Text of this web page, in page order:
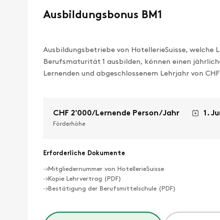
Ausbildungsbonus BM1
Ausbildungsbetriebe von HotellerieSuisse, welche
Berufsmaturität 1 ausbilden, können einen
Lernenden und abgeschlossenem Lehrjahr von
CHF 2'000/Lernende Person/Jahr
Förderhöhe
1.
Erforderliche Dokumente
Mitgliedernummer von HotellerieSuisse
Kopie Lehrvertrag (PDF)
Bestätigung der Berufsmittelschule (PDF)